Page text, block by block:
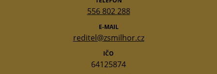
556 802 288
E-MAIL
reditel@zsmilhor.cz
IČO
64125874